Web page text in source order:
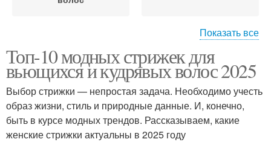
Кудрявая стрижка
волос
Челка на вьющихся
волосах
Короткие стрижки
Показать все
Топ-10 модных стрижек для
вьющихся и кудрявых волос 2025
Выбор стрижки — непростая задача. Необходимо учесть
образ жизни, стиль и природные данные. И, конечно,
быть в курсе модных трендов. Рассказываем, какие
женские стрижки актуальны в 2025 году